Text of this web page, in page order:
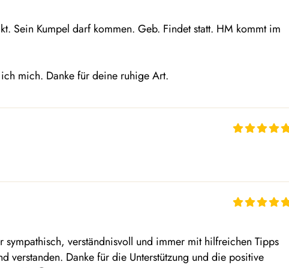
Sein Kumpel darf kommen. Geb. Findet statt. HM kommt im
mich. Danke für deine ruhige Art.
verständnisvoll und immer mit hilfreichen Tipps
verstanden. Danke für die Unterstützung und die positive